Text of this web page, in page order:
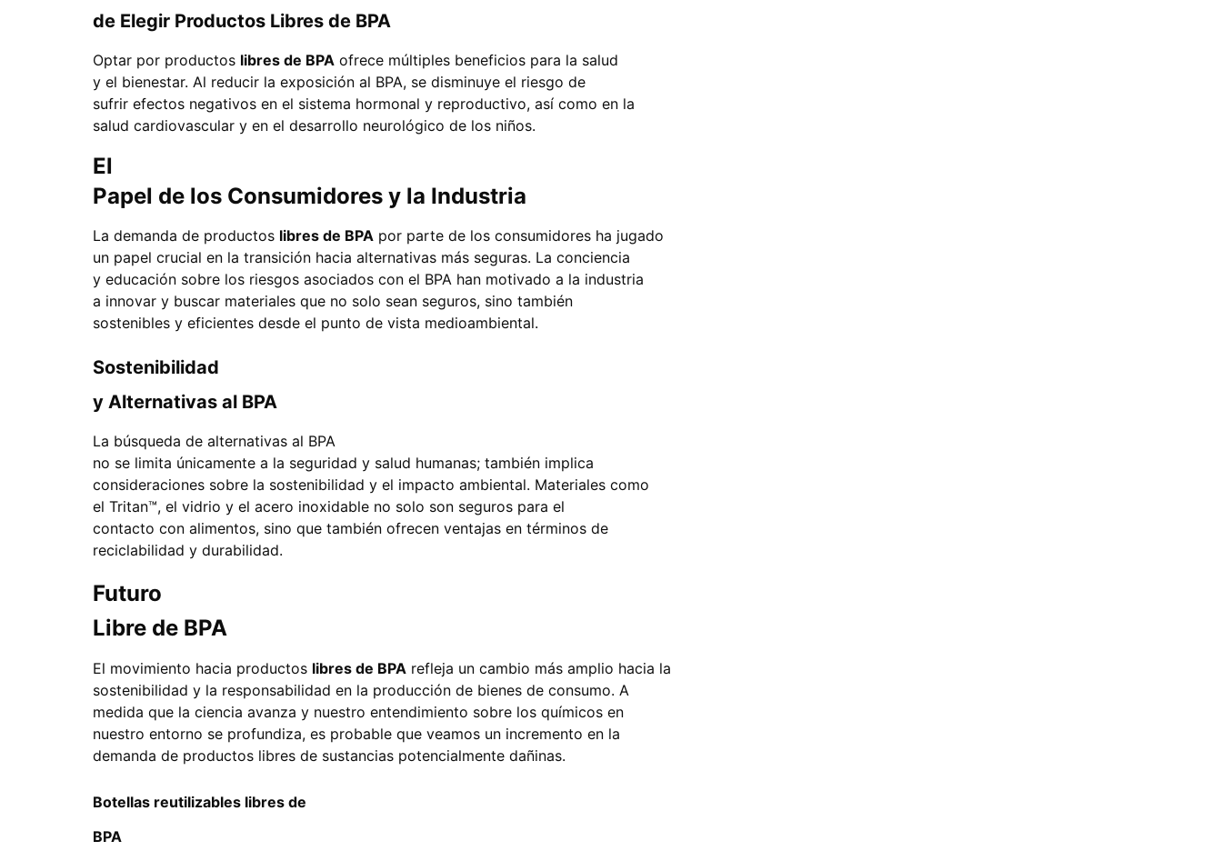
de Elegir Productos Libres de BPA
Optar por productos libres de BPA ofrece múltiples beneficios para la salud
y el bienestar. Al reducir la exposición al BPA, se disminuye el riesgo de
sufrir efectos negativos en el sistema hormonal y reproductivo, así como en la
salud cardiovascular y en el desarrollo neurológico de los niños.
El
Papel de los Consumidores y la Industria
La demanda de productos libres de BPA por parte de los consumidores ha jugado
un papel crucial en la transición hacia alternativas más seguras. La conciencia
y educación sobre los riesgos asociados con el BPA han motivado a la industria
a innovar y buscar materiales que no solo sean seguros, sino también
sostenibles y eficientes desde el punto de vista medioambiental.
Sostenibilidad
y Alternativas al BPA
La búsqueda de alternativas al BPA
no se limita únicamente a la seguridad y salud humanas; también implica
consideraciones sobre la sostenibilidad y el impacto ambiental. Materiales como
el Tritan™, el vidrio y el acero inoxidable no solo son seguros para el
contacto con alimentos, sino que también ofrecen ventajas en términos de
reciclabilidad y durabilidad.
Futuro
Libre de BPA
El movimiento hacia productos libres de BPA refleja un cambio más amplio hacia la
sostenibilidad y la responsabilidad en la producción de bienes de consumo. A
medida que la ciencia avanza y nuestro entendimiento sobre los químicos en
nuestro entorno se profundiza, es probable que veamos un incremento en la
demanda de productos libres de sustancias potencialmente dañinas.
Botellas reutilizables libres de
BPA